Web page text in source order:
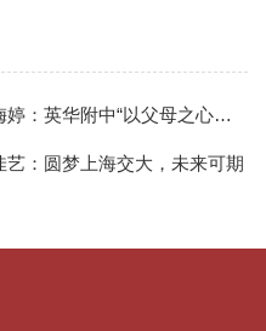
附中“以父母之心育人”，助我实现大学梦
艺：圆梦上海交大，未来可期